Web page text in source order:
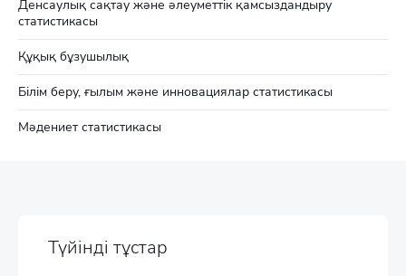
Денсаулық сақтау және әлеуметтік қамсыздандыру
статистикасы
Құқық бұзушылық
Білім беру, ғылым және инновациялар статистикасы
Мәдениет статистикасы
Түйінді тұстар